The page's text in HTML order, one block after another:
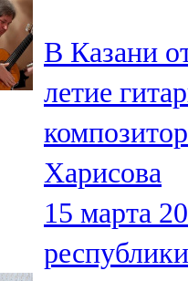
Чүпрәле
91,0 FM
Шәмәрдән
102,3 FM
Яңа чишмә
107,0 FM
В Казани
летие
Харисова
15 марта
республики